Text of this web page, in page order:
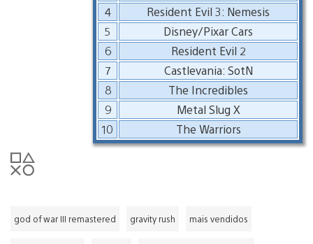
4
Resident Evil 3: Nemesis
5
Disney/Pixar Cars
6
Resident Evil 2
7
Castlevania: SotN
8
The Incredibles
9
Metal Slug X
10
The Warriors
god of war III remastered gravity rush mais vendidos